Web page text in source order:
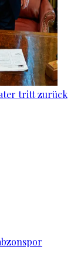
tritt zurück